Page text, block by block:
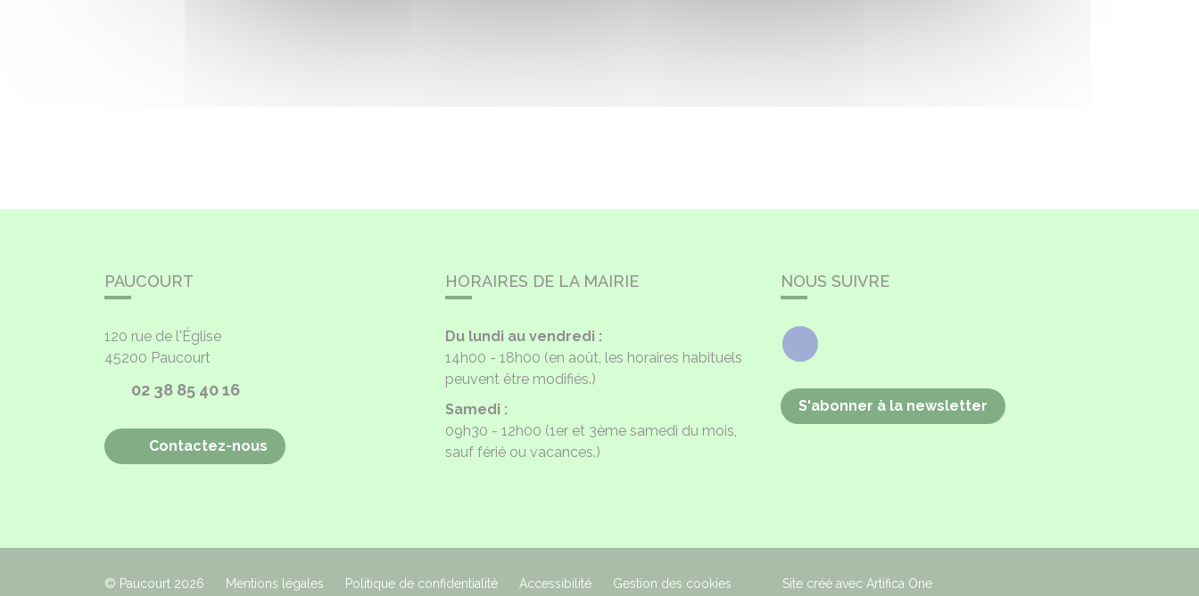
PAUCOURT
120 rue de l'Église
45200 Paucourt
02 38 85 40 16
Contactez-nous
HORAIRES DE LA MAIRIE
Du lundi au vendredi :
14h00 - 18h00 (en août, les horaires habituels
peuvent être modifiés.)
Samedi :
09h30 - 12h00 (1er et 3ème samedi du mois,
sauf férié ou vacances.)
NOUS SUIVRE
Facebook
S'abonner à la newsletter
© Paucourt 2026 Mentions légales Politique de confidentialité Accessibilité Gestion des cookies Site créé avec Artifica One